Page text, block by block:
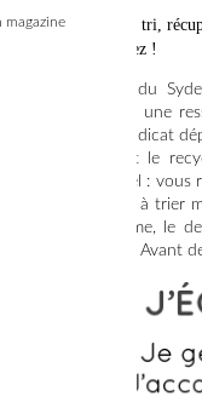
magazine
Réemploi, bac de tri,
pas, vous valorisez !
La philosophie du
déchets comme une
pourquoi ce syndicat
priorité le tri et le
objectif essentiel :
à jeter moins et à trier
destination ultime, le
faire autrement. Avant